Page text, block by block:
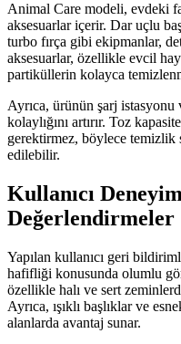
Animal Care modeli, evdeki
aksesuarlar içerir. Dar uçlu
turbo fırça gibi ekipmanlar,
aksesuarlar, özellikle evcil
partiküllerin kolayca
Ayrıca, ürünün şarj
kolaylığını artırır. Toz
gerektirmez, böylece temizlik
edilebilir.
Kullanıcı
Değerlendirmeler
Yapılan kullanıcı geri
hafifliği konusunda olumlu
özellikle halı ve sert
Ayrıca, ışıklı başlıklar ve
alanlarda avantaj sunar.